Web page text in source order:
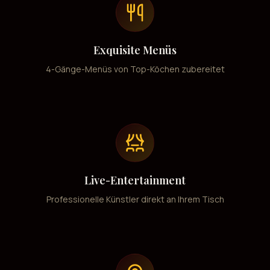
Exquisite Menüs
4-Gänge-Menüs von Top-Köchen zubereitet
Live-Entertainment
Professionelle Künstler direkt an Ihrem Tisch